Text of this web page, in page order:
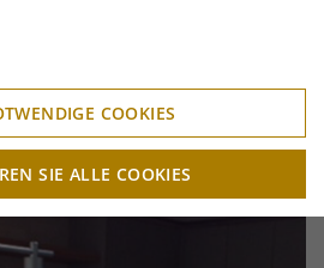
COOKIES
SIE ALLE COOKIES